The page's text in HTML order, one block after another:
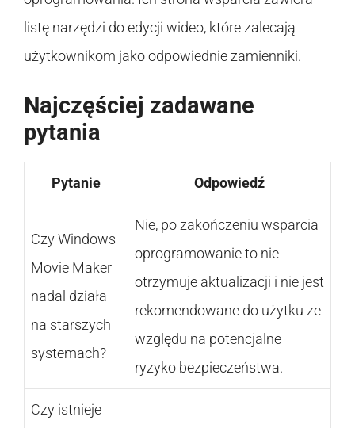
listę narzędzi do edycji wideo, które zalecają
użytkownikom jako odpowiednie zamienniki.
Najczęściej zadawane
pytania
Pytanie Odpowiedź
Czy Windows
Movie Maker
nadal działa
na starszych
systemach?
Nie, po zakończeniu wsparcia
oprogramowanie to nie
otrzymuje aktualizacji i nie jest
rekomendowane do użytku ze
względu na potencjalne
ryzyko bezpieczeństwa.
Czy istnieje